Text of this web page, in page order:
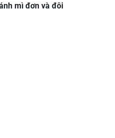
mì đơn và đôi